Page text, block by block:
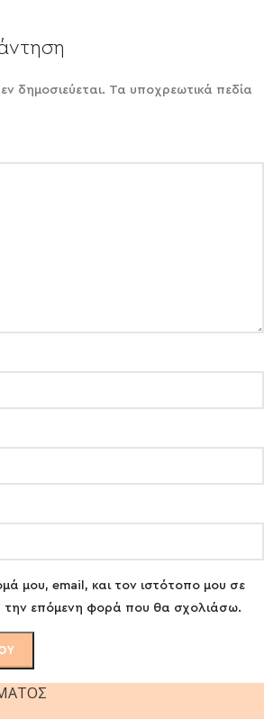
δημοσιεύεται. Τα υποχρεωτικά πεδία
μου, email, και τον ιστότοπο μου σε
την επόμενη φορά που θα σχολιάσω.